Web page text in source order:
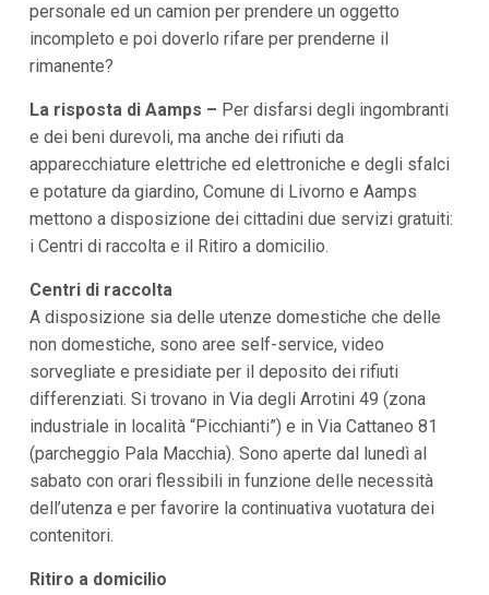
ù
r
i
c
i
p
a
e
V
i
n
o
n
o
personale ed un camion per prendere un oggetto
incompleto e poi doverlo rifare per prenderne il
rimanente?
La risposta di Aamps – Per disfarsi degli ingombranti
e dei beni durevoli, ma anche dei rifiuti da
apparecchiature elettriche ed elettroniche e degli sfalci
e potature da giardino, Comune di Livorno e Aamps
mettono a disposizione dei cittadini due servizi gratuiti:
i Centri di raccolta e il Ritiro a domicilio.
Centri di raccolta
A disposizione sia delle utenze domestiche che delle
non domestiche, sono aree self-service, video
sorvegliate e presidiate per il deposito dei rifiuti
differenziati. Si trovano in Via degli Arrotini 49 (zona
industriale in località “Picchianti”) e in Via Cattaneo 81
(parcheggio Pala Macchia). Sono aperte dal lunedì al
sabato con orari flessibili in funzione delle necessità
dell’utenza e per favorire la continuativa vuotatura dei
contenitori.
Ritiro a domicilio